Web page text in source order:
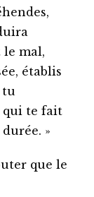
le mal,
établis
tu
qui te fait
»
que le